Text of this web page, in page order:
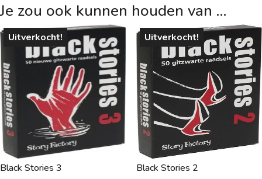
Je zou ook kunnen houden van …
Uitverkocht!
Black Stories 3
Uitverkocht!
Black Stories 2